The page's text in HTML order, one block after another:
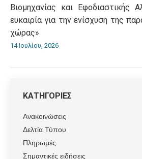
Βιομηχανίας και Εφοδιαστικής
ευκαιρία για την ενίσχυση της
χώρας»
14 Ιουλίου, 2026
ΚΑΤΗΓΟΡΙΕΣ
Ανακοινώσεις
Δελτία Τύπου
Πληρωμές
Σημαντικές ειδήσεις